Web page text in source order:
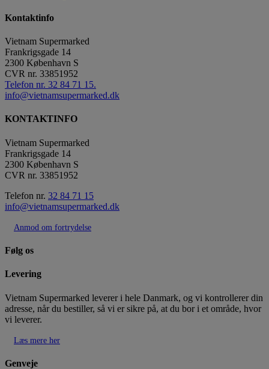
Kontaktinfo
Vietnam Supermarked
Frankrigsgade 14
2300 København S
CVR nr. 33851952
Telefon nr. 32 84 71 15.
info@vietnamsupermarked.dk
KONTAKTINFO
Vietnam Supermarked
Frankrigsgade 14
2300 København S
CVR nr. 33851952
Telefon nr. 32 84 71 15
info@vietnamsupermarked.dk
Anmod om fortrydelse
Følg os
Levering
Vietnam Supermarked leverer i hele Danmark, og vi kontrollerer din
adresse, når du bestiller, så vi er sikre på, at du bor i et område, hvor
vi leverer.
Læs mere her
Genveje